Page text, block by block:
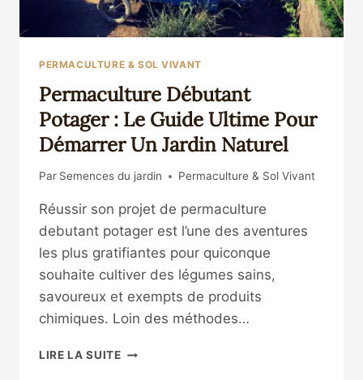
PERMACULTURE & SOL VIVANT
Permaculture Débutant
Potager : Le Guide Ultime Pour
Démarrer Un Jardin Naturel
Par Semences du jardin Permaculture & Sol Vivant
Réussir son projet de permaculture
debutant potager est l’une des aventures
les plus gratifiantes pour quiconque
souhaite cultiver des légumes sains,
savoureux et exempts de produits
chimiques. Loin des méthodes…
LIRE LA SUITEPERMACULTURE